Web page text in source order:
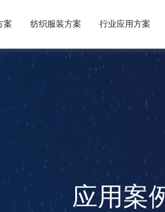
案
案
纺织服装方案
服装行业方案 PLM生产供应链方案
行业应用方案
应链 自定义开发平台 代理进
成功案例 纺织服装应用
服务理念 实施流程
概况
应用案